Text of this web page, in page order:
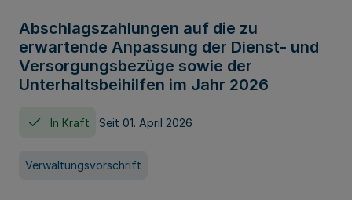
Abschlagszahlungen auf die zu
erwartende Anpassung der Dienst- und
Versorgungsbezüge sowie der
Unterhaltsbeihilfen im Jahr 2026
In Kraft Seit 01. April 2026
Verwaltungsvorschrift